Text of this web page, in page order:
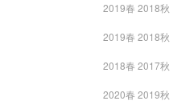
2019春 2018秋
2019春 2018秋
2018春 2017秋
2020春 2019秋